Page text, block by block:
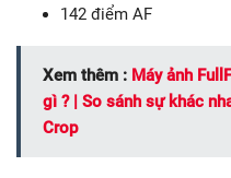
142 điểm AF
Xem thêm : Máy ảnh
gì ? | So sánh sự khác
Crop